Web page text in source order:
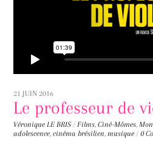
21 JUIN 2016
Le professeur de
Véronique LE BRIS / Films,Ciné-Mômes,
adolescence,cinéma brésilien,musique / 0